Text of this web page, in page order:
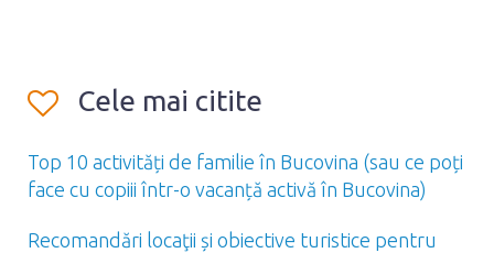
Cele mai citite
Top 10 activități de familie în Bucovina (sau ce poți
face cu copiii într-o vacanță activă în Bucovina)
Recomandări locaţii și obiective turistice pentru